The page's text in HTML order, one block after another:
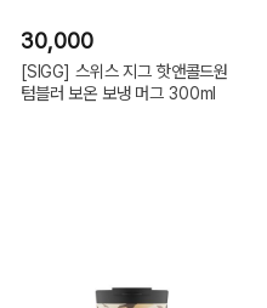
30,000
[SIGG] 스위스 지그 핫앤콜드원
텀블러 보온 보냉 머그 300ml